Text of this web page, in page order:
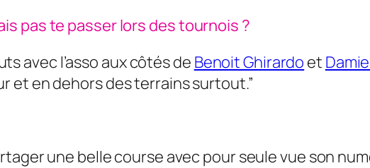
pas te passer lors des tournois ?
avec l’asso aux côtés de Benoit Ghirardo et
et en dehors des terrains surtout.”
une belle course avec pour seule vue son